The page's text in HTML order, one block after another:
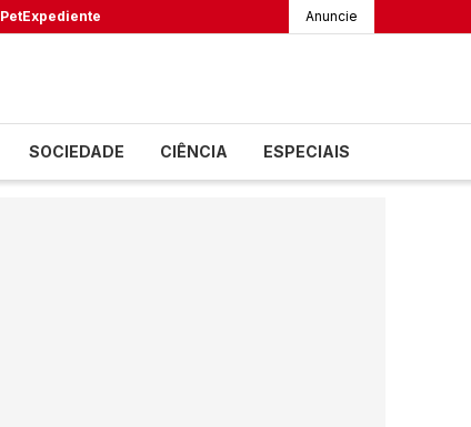
PetExpediente Anuncie
SOCIEDADE CIÊNCIA ESPECIAIS